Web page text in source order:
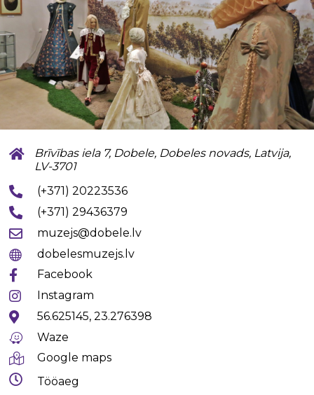
Brīvības iela 7, Dobele, Dobeles novads, Latvija,
LV-3701
(+371) 20223536
(+371) 29436379
muzejs@dobele.lv
dobelesmuzejs.lv
Facebook
Instagram
56.625145, 23.276398
Waze
Google maps
Tööaeg